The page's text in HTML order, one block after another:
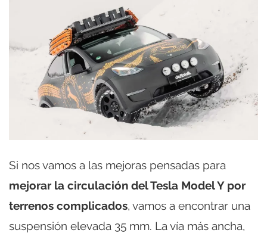
Si nos vamos a las mejoras pensadas para
mejorar la circulación del Tesla Model Y por
terrenos complicados, vamos a encontrar una
suspensión elevada 35 mm. La vía más ancha,